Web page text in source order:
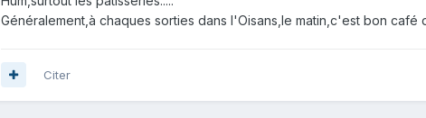
Généralement,à chaques sorties dans l'Oisans,le matin,c'est bon
Citer